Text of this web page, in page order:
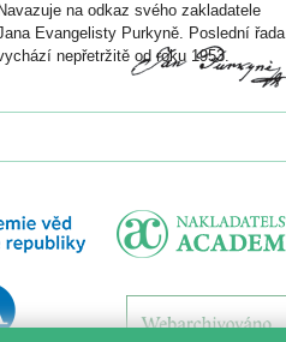
Navazuje na odkaz svého zakladatele
Evangelisty Purkyně. Poslední řada
nepřetržitě od roku 1953.